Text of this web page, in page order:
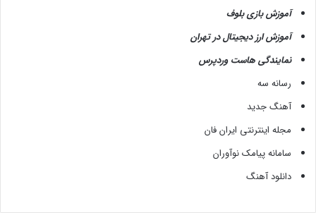
آموزش بازی بلوف
آموزش ارز دیجیتال در تهران
نمایندگی هاست وردپرس
رسانه سه
آهنگ جدید
مجله اینترنتی ایران فان
سامانه پیامک نوآوران
دانلود آهنگ